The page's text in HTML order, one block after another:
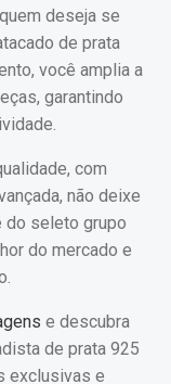
deseja se
de prata
você amplia a
garantindo
com
não deixe
do seleto grupo
do mercado e
e descubra
de prata 925
exclusivas e